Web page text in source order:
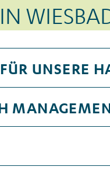
IN
UNSERE